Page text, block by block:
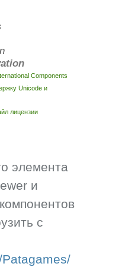
Components
Unicode и
лицензии
элемента
и
с